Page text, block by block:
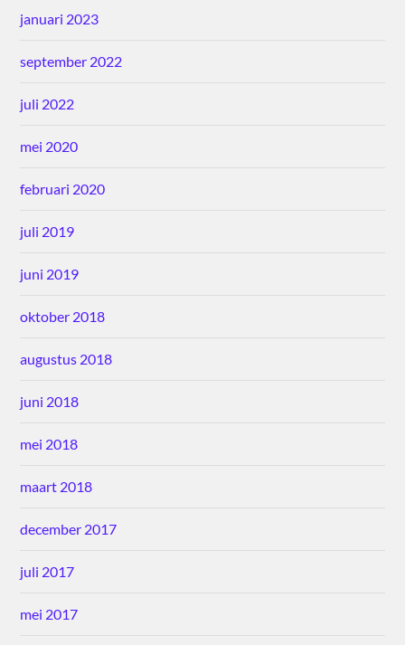
januari 2023
september 2022
juli 2022
mei 2020
februari 2020
juli 2019
juni 2019
oktober 2018
augustus 2018
juni 2018
mei 2018
maart 2018
december 2017
juli 2017
mei 2017